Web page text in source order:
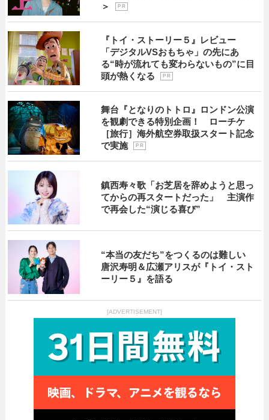
＞
P R
『トイ・ストーリー５』レビュー
「デジタルVSおもちゃ」の先にあ
る“時が流れても変わらないもの”に目
頭が熱くなる
P R
舞台『となりのトトロ』ロンドン公演
を観劇できる特別企画！ ローチケ
［旅行］海外航空券取扱スタート記念
で実施
P R
鎮西寿々歌「お芝居を辞めようと思っ
てからの再スタートだった」 主演作
で再会した“演じる喜び”
“本当の友だち”をつくるのは難しい
唐沢寿明＆広瀬アリスが『トイ・スト
ーリー５』を語る
[ADVERTISEMENT]